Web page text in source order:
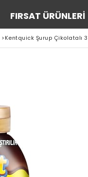
FIRSAT ÜRÜNLERI
>Kentquick Şurup Çikolatalı